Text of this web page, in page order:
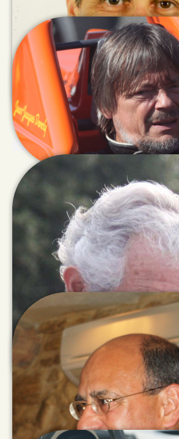
Guy JAMES
Jean JacquesDEVERLY
Jean Michel OGIER
Jean-Michel CLERC